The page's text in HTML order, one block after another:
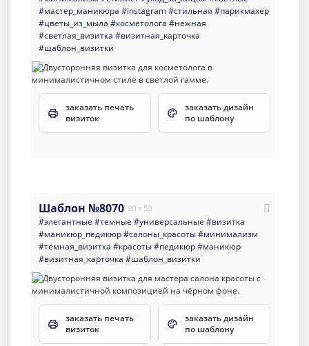
#мастер_маникюра #instagram#стильная #парикмахер
#цветы_из_мыла #косметолога #нежная
#светлая_визитка #визитная_карточка
#шаблон_визитки
заказать печать
визиток
заказать дизайн
по шаблону
Шаблон №8070 90 x 50
#элегантные #темные #универсальные #визитка
#маникюр_педикюр#салоны_красоты#минимализм
#темная_визитка #красоты#педикюр#маникюр
#визитная_карточка #шаблон_визитки
заказать печать
визиток
заказать дизайн
по шаблону